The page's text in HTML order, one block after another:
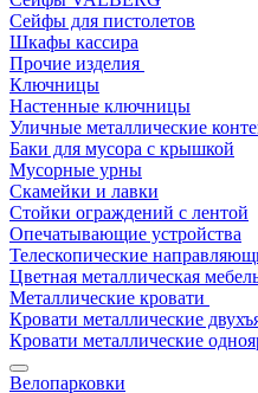
Сейфы для пистолетов
Шкафы кассира
Прочие изделия
Ключницы
Настенные ключницы
Уличные металлические
Баки для мусора с крышкой
Мусорные урны
Скамейки и лавки
Стойки ограждений с лентой
Опечатывающие устройства
Телескопические
Цветная металлическая
Металлические кровати
Кровати металлические
Кровати металлические
Велопарковки